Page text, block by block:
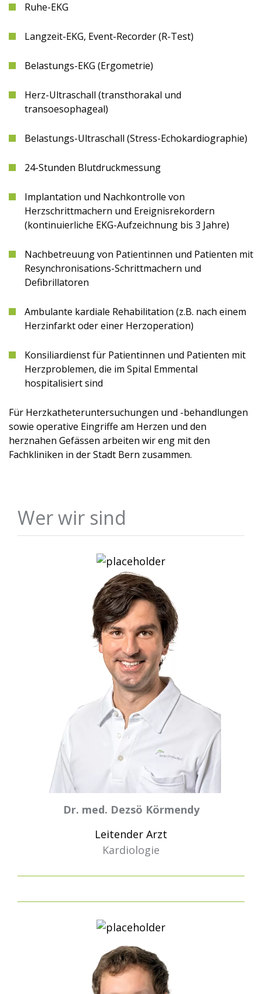
Ruhe-EKG
Langzeit-EKG, Event-Recorder (R-Test)
Belastungs-EKG (Ergometrie)
Herz-Ultraschall (transthorakal und
transoesophageal)
Belastungs-Ultraschall (Stress-Echokardiographie)
24-Stunden Blutdruckmessung
Implantation und Nachkontrolle von
Herzschrittmachern und Ereignisrekordern
(kontinuierliche EKG-Aufzeichnung bis 3 Jahre)
Nachbetreuung von Patientinnen und Patienten mit
Resynchronisations-Schrittmachern und
Defibrillatoren
Ambulante kardiale Rehabilitation (z.B. nach einem
Herzinfarkt oder einer Herzoperation)
Konsiliardienst für Patientinnen und Patienten mit
Herzproblemen, die im Spital Emmental
hospitalisiert sind
Für Herzkatheteruntersuchungen und -behandlungen
sowie operative Eingriffe am Herzen und den
herznahen Gefässen arbeiten wir eng mit den
Fachkliniken in der Stadt Bern zusammen.
Wer wir sind
Dr. med. Dezsö Körmendy
Leitender Arzt
Kardiologie